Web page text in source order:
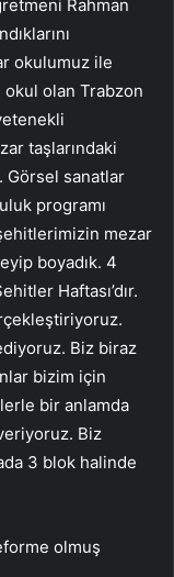
Rahman
okulumuz ile
olan Trabzon
taşlarındaki
Görsel sanatlar
programı
mezar
boyadık. 4
Haftası’dır.
Biz biraz
bizim için
bir anlamda
Biz
3 blok halinde
olmuş